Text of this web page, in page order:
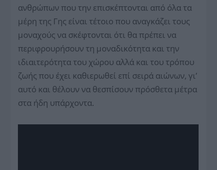
ανθρώπων που την επισκέπτονται από όλα τα
μέρη της Γης είναι τέτοιο που αναγκάζει τους
μοναχούς να σκέφτονται ότι θα πρέπει να
περιφρουρήσουν τη μοναδικότητα και την
ιδιαιτερότητα του χώρου αλλά και του τρόπου
ζωής που έχει καθιερωθεί επί σειρά αιώνων, γι’
αυτό και θέλουν να θεσπίσουν πρόσθετα μέτρα
στα ήδη υπάρχοντα.